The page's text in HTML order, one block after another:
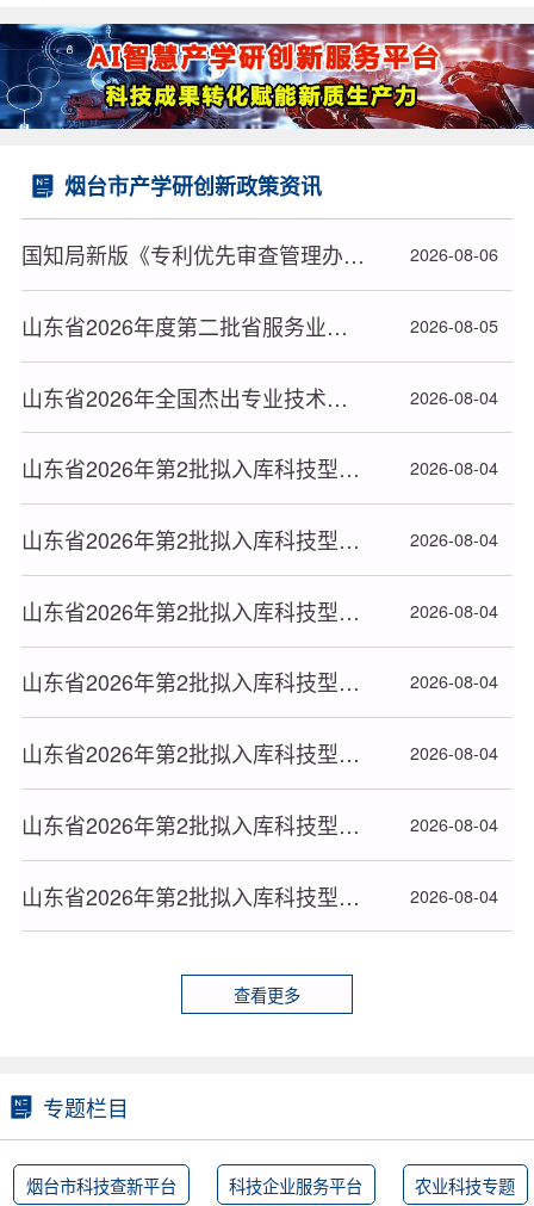
烟台市产学研创新政策资讯
国知局新版《专利优先审查管理办法》2026年9月1日起施行 2026-08-06
山东省2026年度第二批省服务业发展引导资金支持项目名单公布 2026-08-05
山东省2026年全国杰出专业技术人才和中华技能大奖拟正式推荐对象公示 2026-08-04
山东省2026年第2批拟入库科技型中小企业名单(20) 2026-08-04
山东省2026年第2批拟入库科技型中小企业名单(19) 2026-08-04
山东省2026年第2批拟入库科技型中小企业名单(18) 2026-08-04
山东省2026年第2批拟入库科技型中小企业名单(17) 2026-08-04
山东省2026年第2批拟入库科技型中小企业名单(16) 2026-08-04
山东省2026年第2批拟入库科技型中小企业名单(15) 2026-08-04
山东省2026年第2批拟入库科技型中小企业名单(14) 2026-08-04
查看更多
专题栏目
烟台市科技查新平台 科技企业服务平台 农业科技专题